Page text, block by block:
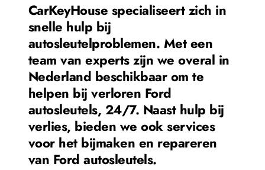
CarKeyHouse specialiseert zich in
snelle hulp bij
autosleutelproblemen. Met een
team van experts zijn we overal in
Nederland beschikbaar om te
helpen bij verloren Ford
autosleutels, 24/7. Naast hulp bij
verlies, bieden we ook services
voor het bijmaken en repareren
van Ford autosleutels.